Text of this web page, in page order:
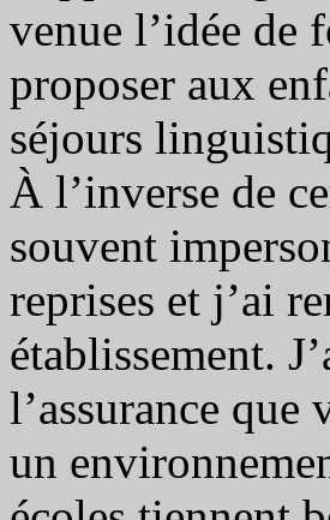
venue l’idée
proposer aux
séjours
À l’inverse de
souvent
reprises et j’ai
établissement.
l’assurance que
un